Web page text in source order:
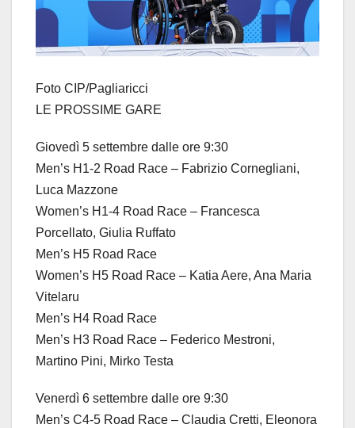
Foto CIP/Pagliaricci
LE PROSSIME GARE
Giovedì 5 settembre dalle ore 9:30
Men’s H1-2 Road Race – Fabrizio Cornegliani,
Luca Mazzone
Women’s H1-4 Road Race – Francesca
Porcellato, Giulia Ruffato
Men’s H5 Road Race
Women’s H5 Road Race – Katia Aere, Ana Maria
Vitelaru
Men’s H4 Road Race
Men’s H3 Road Race – Federico Mestroni,
Martino Pini, Mirko Testa
Venerdì 6 settembre dalle ore 9:30
Men’s C4-5 Road Race – Claudia Cretti, Eleonora